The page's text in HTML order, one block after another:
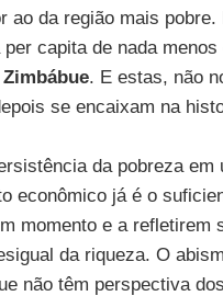
ao da região mais
capita de nada
Zimbábue. E estas, não
se encaixam na
da pobreza
econômico já é o
momento e a
da riqueza. O
não têm perspectiva